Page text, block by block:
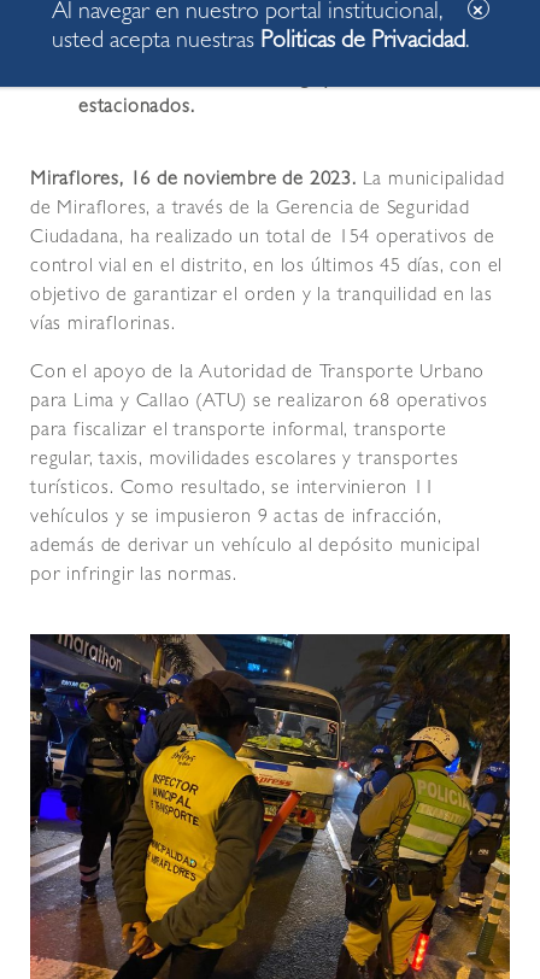
Intervenciones de movilidad urbana y seguridad
vial fiscalizan el transporte público formal e
estacionados.
Miraflores, 16 de noviembre de 2023. La municipalidad
de Miraflores, a través de la Gerencia de Seguridad
Ciudadana, ha realizado un total de 154 operativos de
control vial en el distrito, en los últimos 45 días, con el
objetivo de garantizar el orden y la tranquilidad en las
vías miraflorinas.
Con el apoyo de la Autoridad de Transporte Urbano
para Lima y Callao (ATU) se realizaron 68 operativos
para fiscalizar el transporte informal, transporte
regular, taxis, movilidades escolares y transportes
turísticos. Como resultado, se intervinieron 11
vehículos y se impusieron 9 actas de infracción,
además de derivar un vehículo al depósito municipal
por infringir las normas.
Al navegar en nuestro portal institucional,
usted acepta nuestras Politicas de Privacidad.